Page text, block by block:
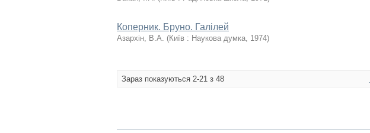
Коперник. Бруно. Галілей
Азархін, В.А. (Київ : Наукова думка, 1974)
Зараз показуються 2-21 з 48